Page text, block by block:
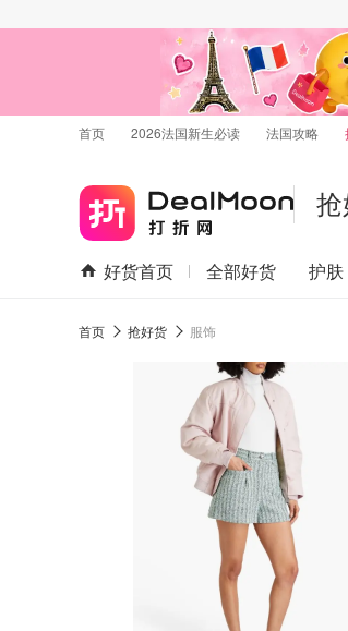
首页 2026法国新生必读 法国攻略
好货首页 全部好货 护肤
首页 抢好货 服饰